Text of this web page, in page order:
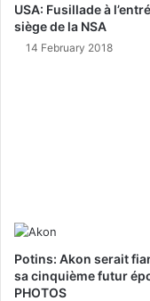
USA: Fusillade à
siège de la NSA
14 February 2018
Potins: Akon serait
sa cinquième futur
PHOTOS